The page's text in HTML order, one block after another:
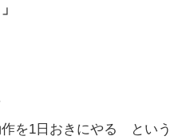
を1日おきにやる という